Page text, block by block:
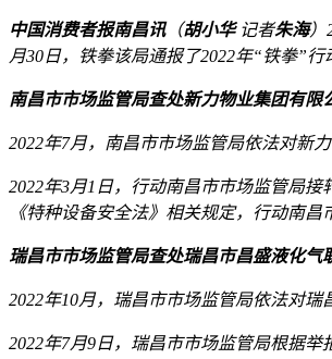
中国消费者报南昌讯（胡小华记者朱海）
月30日，铁拳该局通报了2022年“铁拳”
南昌市市场监管局查处新力物业集团有
2022年7月，南昌市市场监管局依法对新
2022年3月1日，行动南昌市市场监管局
《特种设备安全法》相关规定，行动南
瑞昌市市场监管局查处瑞昌市昌盛液化
2022年10月，瑞昌市市场监管局依法对
2022年7月9日，瑞昌市市场监管局根据